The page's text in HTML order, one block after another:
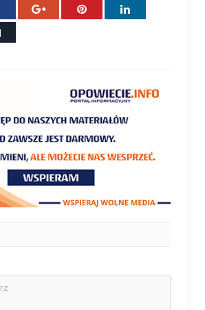
Google+ Pinterest LinkedIn
E-